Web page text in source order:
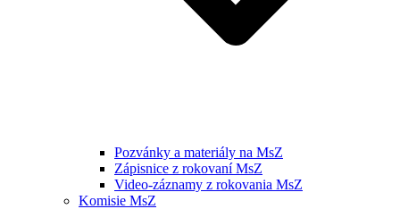
Pozvánky a materiály na MsZ
Zápisnice z rokovaní MsZ
Video-záznamy z rokovania MsZ
Komisie MsZ